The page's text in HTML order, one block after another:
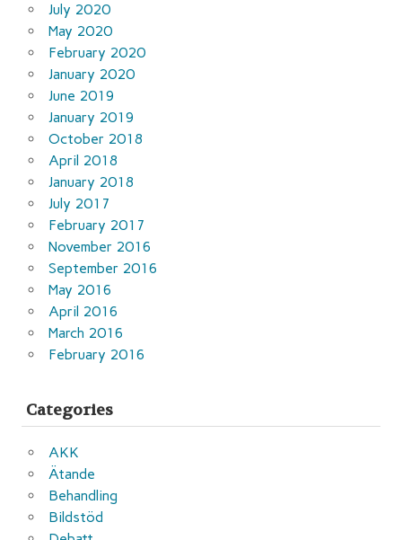
July 2020
May 2020
February 2020
January 2020
June 2019
January 2019
October 2018
April 2018
January 2018
July 2017
February 2017
November 2016
September 2016
May 2016
April 2016
March 2016
February 2016
Categories
AKK
Ätande
Behandling
Bildstöd